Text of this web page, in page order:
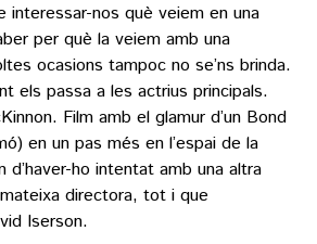
POLÍTICA
SOCIETAT
ECONOMIA
VEURE TOTES
ESPORTS
FUTBOL
HOQUEI PATINS
VEURE TOTES
CULTURA
ARTS ESCÈNIQUES
CULTURA POPULAR
SUPLEMENTS
FOTOGALERIES
interessar-nos què veiem en una
per què la veiem amb una
ocasions tampoc no se’ns brinda.
els passa a les actrius principals.
Film amb el glamur d’un Bond
en un pas més en l’espai de la
d’haver-ho intentat amb una altra
directora, tot i que
Iserson.